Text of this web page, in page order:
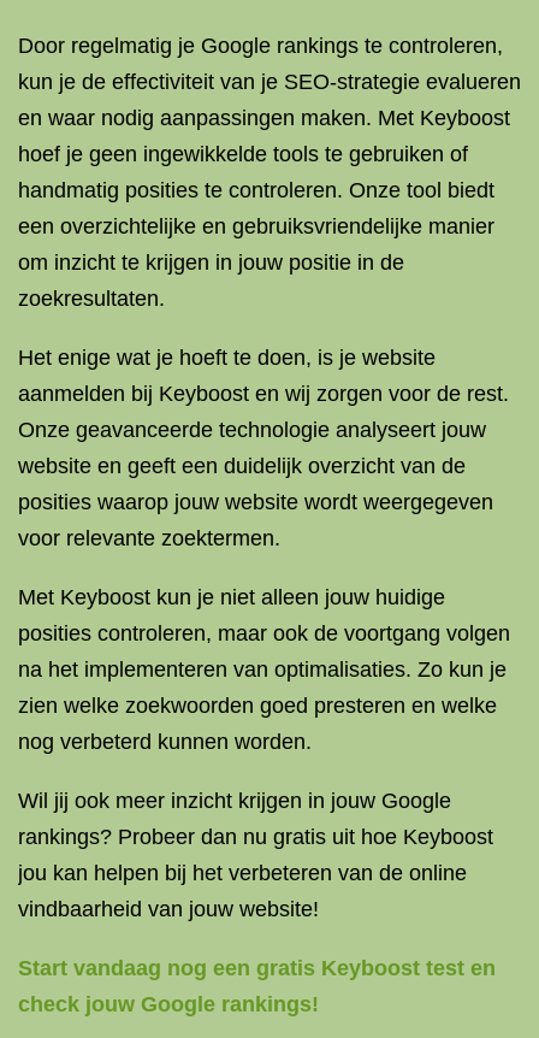
Door regelmatig je Google rankings te controleren,
kun je de effectiviteit van je SEO-strategie evalueren
en waar nodig aanpassingen maken. Met Keyboost
hoef je geen ingewikkelde tools te gebruiken of
handmatig posities te controleren. Onze tool biedt
een overzichtelijke en gebruiksvriendelijke manier
om inzicht te krijgen in jouw positie in de
zoekresultaten.
Het enige wat je hoeft te doen, is je website
aanmelden bij Keyboost en wij zorgen voor de rest.
Onze geavanceerde technologie analyseert jouw
website en geeft een duidelijk overzicht van de
posities waarop jouw website wordt weergegeven
voor relevante zoektermen.
Met Keyboost kun je niet alleen jouw huidige
posities controleren, maar ook de voortgang volgen
na het implementeren van optimalisaties. Zo kun je
zien welke zoekwoorden goed presteren en welke
nog verbeterd kunnen worden.
Wil jij ook meer inzicht krijgen in jouw Google
rankings? Probeer dan nu gratis uit hoe Keyboost
jou kan helpen bij het verbeteren van de online
vindbaarheid van jouw website!
Start vandaag nog een gratis Keyboost test en
check jouw Google rankings!